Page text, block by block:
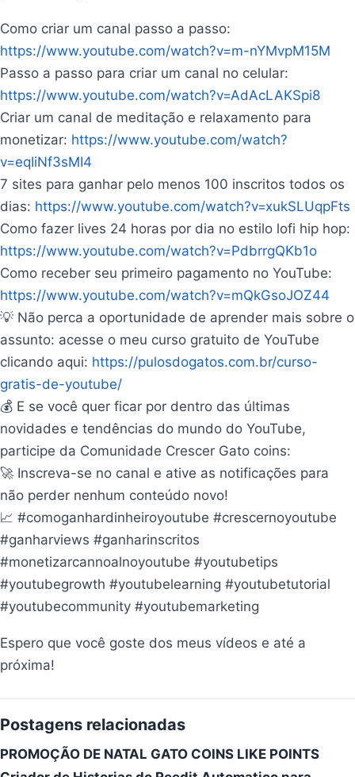
Como criar um canal passo a passo:
https://www.youtube.com/watch?v=m-nYMvpM15M
Passo a passo para criar um canal no celular:
https://www.youtube.com/watch?v=AdAcLAKSpi8
Criar um canal de meditação e relaxamento para
monetizar: https://www.youtube.com/watch?
v=eqIiNf3sMI4
7 sites para ganhar pelo menos 100 inscritos todos os
dias: https://www.youtube.com/watch?v=xukSLUqpFts
Como fazer lives 24 horas por dia no estilo lofi hip hop:
https://www.youtube.com/watch?v=PdbrrgQKb1o
Como receber seu primeiro pagamento no YouTube:
https://www.youtube.com/watch?v=mQkGsoJOZ44
💡 Não perca a oportunidade de aprender mais sobre o
assunto: acesse o meu curso gratuito de YouTube
clicando aqui: https://pulosdogatos.com.br/curso-
gratis-de-youtube/
💰 E se você quer ficar por dentro das últimas
novidades e tendências do mundo do YouTube,
participe da Comunidade Crescer Gato coins:
🚀 Inscreva-se no canal e ative as notificações para
não perder nenhum conteúdo novo!
📈 #comoganhardinheiroyoutube #crescernoyoutube
#ganharviews #ganharinscritos
#monetizarcannoalnoyoutube #youtubetips
#youtubegrowth #youtubelearning #youtubetutorial
#youtubecommunity #youtubemarketing
Espero que você goste dos meus vídeos e até a
próxima!
Postagens relacionadas
PROMOÇÃO DE NATAL GATO COINS LIKE POINTS